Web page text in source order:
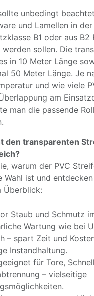
unbedingt
und Lamellen in der
B1 oder aus B2
sollen. Die
in 10 Meter Länge
50 Meter Länge. Je
und wie viele
am
man die passende
den transparenten
warum der PVC
Wahl ist und
Überblick:
Staub und Schmutz
Wartung wie bei
– spart Zeit und
Instandhaltung.
für Tore,
– vielseitige